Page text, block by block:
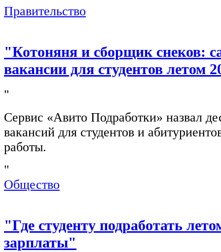
Правительство
"Котоняня и сборщик снеков:
вакансии для студентов летом
"
Сервис «Авито Подработки» назвал
вакансий для студентов и
работы.
"
Общество
"Где студенту подработать
зарплаты"